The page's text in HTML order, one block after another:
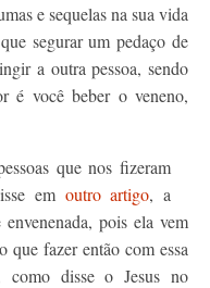
e sequelas na sua vida
segurar um pedaço de
a outra pessoa, sendo
é você beber o veneno,
que nos fizeram
em outro artigo, a
pois ela vem
que fazer então com essa
como disse o Jesus no